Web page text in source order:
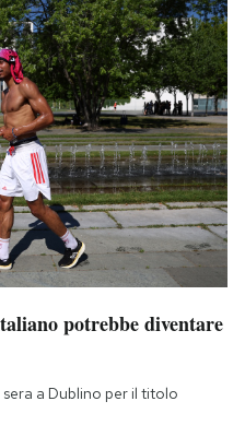
potrebbe diventare
a Dublino per il titolo